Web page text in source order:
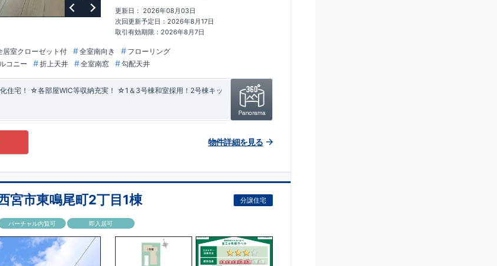
更新日： 2026年08月03日
次回更新予定日：2026年8月17日
取引有効期限：2026年8月7日
居室クローゼット付 全室南向き
フローリング
コニー 折上天井 全室南窓 勾配天井
住宅！ ☆各部屋WIC等収納充実！ ☆1＆3号棟和室採用！2号棟キッ
物件詳細を見る
宮市東鳴尾町2丁目1棟 分譲住宅
バーチャル内覧可 即入居可